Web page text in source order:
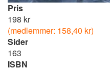
Pris
198 kr
(medlemmer: 158,40 kr)
Sider
163
ISBN